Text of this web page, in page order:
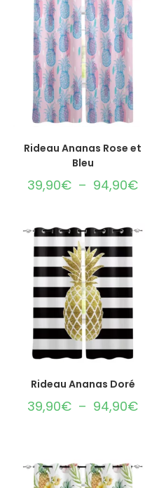
CHOIX DES OPTIONS
Rideau Ananas Rose et
Bleu
39,90€ – 94,90€
CHOIX DES OPTIONS
Rideau Ananas Doré
39,90€ – 94,90€